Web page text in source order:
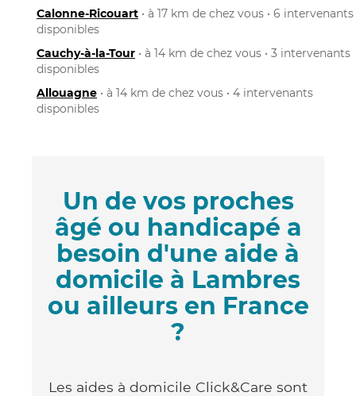
Calonne-Ricouart • à 17 km de chez vous • 6 intervenants
disponibles
Cauchy-à-la-Tour • à 14 km de chez vous • 3 intervenants
disponibles
Allouagne • à 14 km de chez vous • 4 intervenants
disponibles
Un de vos proches
âgé ou handicapé a
besoin d'une aide à
domicile à Lambres
ou ailleurs en France
?
Les aides à domicile Click&Care sont